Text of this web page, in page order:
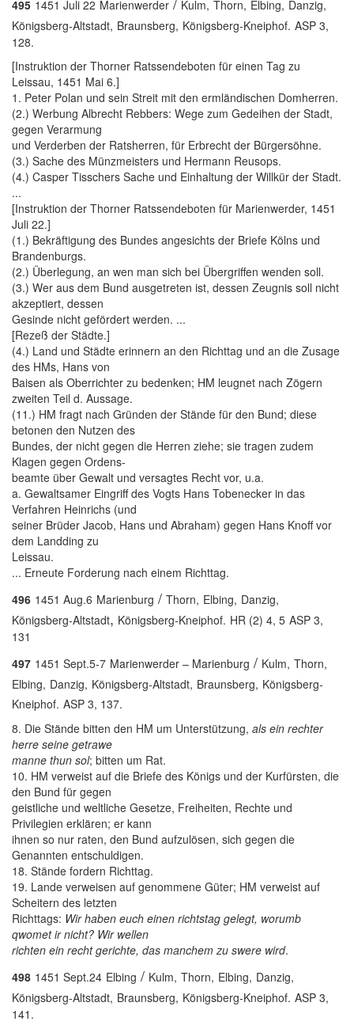
495 1451 Juli 22 Marienwerder Kulm, Thorn, Elbing, Danzig,
Königsberg-Altstadt, Braunsberg, Königsberg-Kneiphof. ASP 3,
128.
[Instruktion der Thorner Ratssendeboten für einen Tag zu
Leissau, 1451 Mai 6.]
1. Peter Polan und sein Streit mit den ermländischen Domherren.
(2.) Werbung Albrecht Rebbers: Wege zum Gedeihen der Stadt,
gegen Verarmung
und Verderben der Ratsherren, für Erbrecht der Bürgersöhne.
(3.) Sache des Münzmeisters und Hermann Reusops.
(4.) Casper Tisschers Sache und Einhaltung der Willkür der Stadt.
...
[Instruktion der Thorner Ratssendeboten für Marienwerder, 1451
Juli 22.]
(1.) Bekräftigung des Bundes angesichts der Briefe Kölns und
Brandenburgs.
(2.) Überlegung, an wen man sich bei Übergriffen wenden soll.
(3.) Wer aus dem Bund ausgetreten ist, dessen Zeugnis soll nicht
akzeptiert, dessen
Gesinde nicht gefördert werden. ...
[Rezeß der Städte.]
(4.) Land und Städte erinnern an den Richttag und an die Zusage
des HMs, Hans von
Baisen als Oberrichter zu bedenken; HM leugnet nach Zögern
zweiten Teil d. Aussage.
(11.) HM fragt nach Gründen der Stände für den Bund; diese
betonen den Nutzen des
Bundes, der nicht gegen die Herren ziehe; sie tragen zudem
Klagen gegen Ordens-
beamte über Gewalt und versagtes Recht vor, u.a.
a. Gewaltsamer Eingriff des Vogts Hans Tobenecker in das
Verfahren Heinrichs (und
seiner Brüder Jacob, Hans und Abraham) gegen Hans Knoff vor
dem Landding zu
Leissau.
... Erneute Forderung nach einem Richttag.
496 1451 Aug.6 Marienburg / Thorn, Elbing, Danzig,
Königsberg-Altstadt, Königsberg-Kneiphof. HR (2) 4, 5 ASP 3,
131
497 1451 Sept.5-7 Marienwerder – Marienburg / Kulm, Thorn,
Elbing, Danzig, Königsberg-Altstadt, Braunsberg, Königsberg-
Kneiphof. ASP 3, 137.
8. Die Stände bitten den HM um Unterstützung, als ein rechter
herre seine getrawe
manne thun sol; bitten um Rat.
10. HM verweist auf die Briefe des Königs und der Kurfürsten, die
den Bund für gegen
geistliche und weltliche Gesetze, Freiheiten, Rechte und
Privilegien erklären; er kann
ihnen so nur raten, den Bund aufzulösen, sich gegen die
Genannten entschuldigen.
18. Stände fordern Richttag.
19. Lande verweisen auf genommene Güter; HM verweist auf
Scheitern des letzten
Richttags: Wir haben euch einen richtstag gelegt, worumb
qwomet ir nicht? Wir wellen
richten ein recht gerichte, das manchem zu swere wird.
498 1451 Sept.24 Elbing / Kulm, Thorn, Elbing, Danzig,
Königsberg-Altstadt, Braunsberg, Königsberg-Kneiphof. ASP 3,
141.